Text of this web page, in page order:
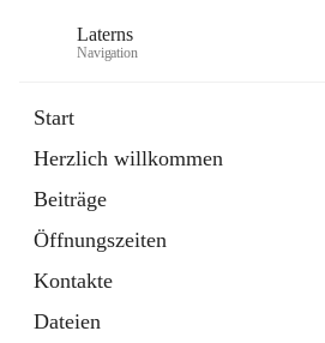
Laterns
Navigation
Start
Herzlich willkommen
Beiträge
Öffnungszeiten
Kontakte
Dateien
11 Schnellzugriffe
Soziales
1 Schnellzugriff